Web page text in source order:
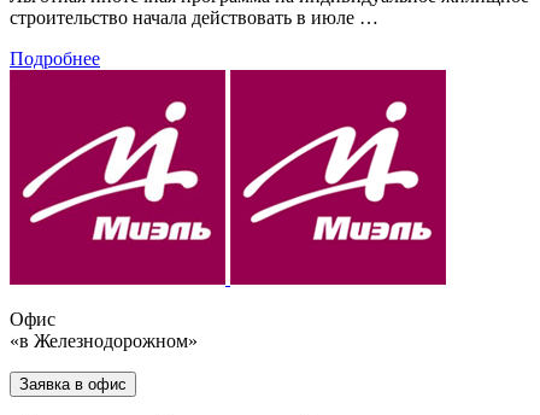
строительство начала действовать в июле …
Подробнее
Офис
«в Железнодорожном»
Заявка в офис